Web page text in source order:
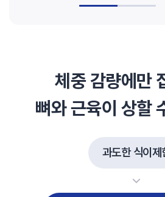
체중 감량에만
뼈와 근육이 상할
과도한 식이제